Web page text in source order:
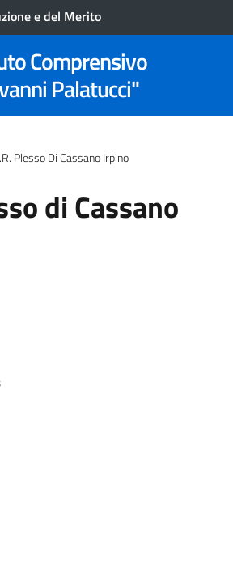
e del Merito
Comprensivo
Palatucci"
Plesso Di Cassano Irpino
di Cassano